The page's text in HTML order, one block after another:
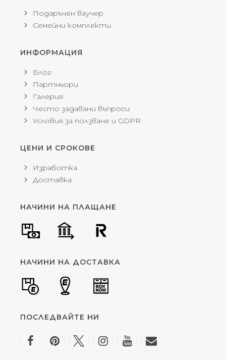
Подаръчен ваучер
Семейни комплекти
ИНФОРМАЦИЯ
Блог
Партньори
Галерия
Често задавани въпроси
Условия за ползване и GDPR
ЦЕНИ И СРОКОВЕ
Изработка
Доставка
НАЧИНИ НА ПЛАЩАНЕ
НАЧИНИ НА ДОСТАВКА
ПОСЛЕДВАЙТЕ НИ